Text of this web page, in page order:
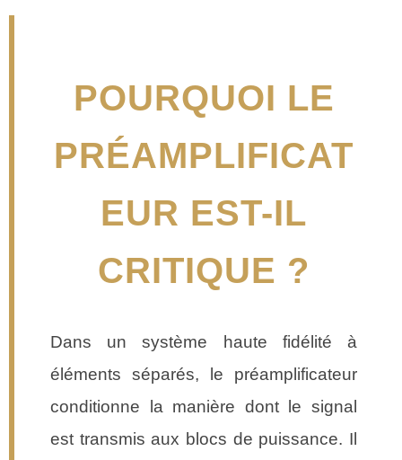
POURQUOI LE
PRÉAMPLIFICAT
EUR EST-IL
CRITIQUE ?
Dans un système haute fidélité à
éléments séparés, le préamplificateur
conditionne la manière dont le signal
est transmis aux blocs de puissance. Il